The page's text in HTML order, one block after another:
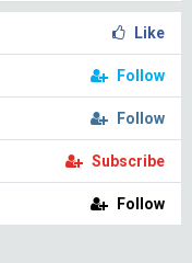
Like
Follow
Follow
Subscribe
Follow